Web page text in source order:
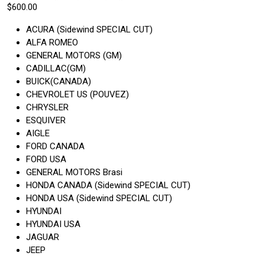
$600.00
ACURA (Sidewind SPECIAL CUT)
ALFA ROMEO
GENERAL MOTORS (GM)
CADILLAC(GM)
BUICK(CANADA)
CHEVROLET US (POUVEZ)
CHRYSLER
ESQUIVER
AIGLE
FORD CANADA
FORD USA
GENERAL MOTORS Brasi
HONDA CANADA (Sidewind SPECIAL CUT)
HONDA USA (Sidewind SPECIAL CUT)
HYUNDAI
HYUNDAI USA
JAGUAR
JEEP